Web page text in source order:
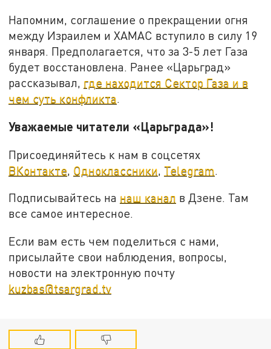
Напомним, соглашение о прекращении огня
между Израилем и ХАМАС вступило в силу 19
января. Предполагается, что за 3-5 лет Газа
будет восстановлена. Ранее «Царьград»
рассказывал, где находится Сектор Газа и в
чем суть конфликта.
Уважаемые читатели «Царьграда»!
Присоединяйтесь к нам в соцсетях
ВКонтакте, Одноклассники, Telegram.
Подписывайтесь на наш канал в Дзене. Там
все самое интересное.
Если вам есть чем поделиться с нами,
присылайте свои наблюдения, вопросы,
новости на электронную почту
kuzbas@tsargrad.tv